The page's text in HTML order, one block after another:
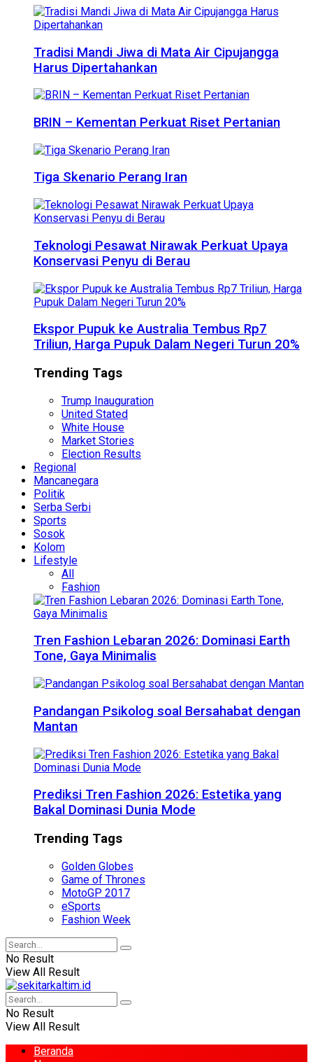
Tradisi Mandi Jiwa di Mata Air Cipujangga
Harus Dipertahankan
BRIN – Kementan Perkuat Riset Pertanian
Tiga Skenario Perang Iran
Teknologi Pesawat Nirawak Perkuat Upaya
Konservasi Penyu di Berau
Ekspor Pupuk ke Australia Tembus Rp7
Triliun, Harga Pupuk Dalam Negeri Turun 20%
Trending Tags
Trump Inauguration
United Stated
White House
Market Stories
Election Results
Regional
Mancanegara
Politik
Serba Serbi
Sports
Sosok
Kolom
Lifestyle
All
Fashion
Tren Fashion Lebaran 2026: Dominasi Earth
Tone, Gaya Minimalis
Pandangan Psikolog soal Bersahabat dengan
Mantan
Prediksi Tren Fashion 2026: Estetika yang
Bakal Dominasi Dunia Mode
Trending Tags
Golden Globes
Game of Thrones
MotoGP 2017
eSports
Fashion Week
No Result
View All Result
No Result
View All Result
Beranda